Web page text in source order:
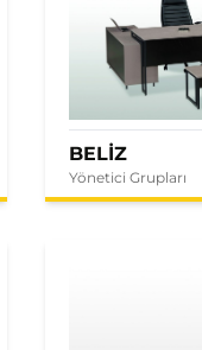
BELİZ
Yönetici Grupları